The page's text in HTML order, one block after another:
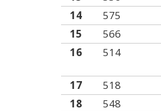
14
575
15
566
16
514
17 518
18
548